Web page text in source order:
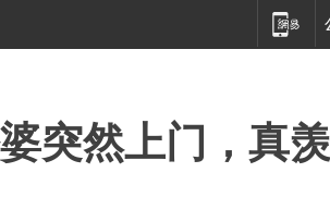
突然上门，真